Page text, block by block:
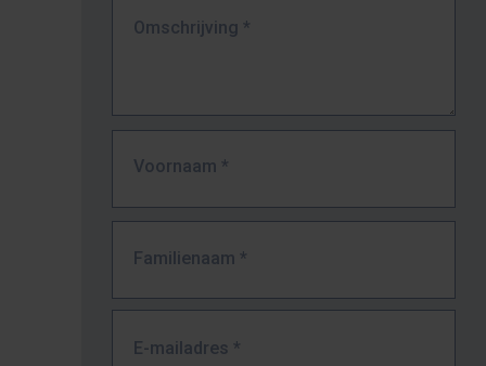
Omschrijving *
Voornaam *
Familienaam *
E-mailadres *